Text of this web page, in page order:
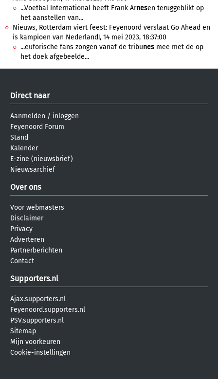
...Voetbal International heeft Frank Arnesen teruggeblikt op
het aanstellen van...
Nieuws, Rotterdam viert feest: Feyenoord verslaat Go Ahead en
is kampioen van Nederland!, 14 mei 2023, 18:37:00
...euforische fans zongen vanaf de tribunes mee met de op
het doek afgebeelde...
Direct naar
Aanmelden / inloggen
Feyenoord Forum
Stand
Kalender
E-zine (nieuwsbrief)
Nieuwsarchief
Over ons
Voor webmasters
Disclaimer
Privacy
Adverteren
Partnerberichten
Contact
Supporters.nl
Ajax.supporters.nl
Feyenoord.supporters.nl
PSV.supporters.nl
Sitemap
Mijn voorkeuren
Cookie-instellingen